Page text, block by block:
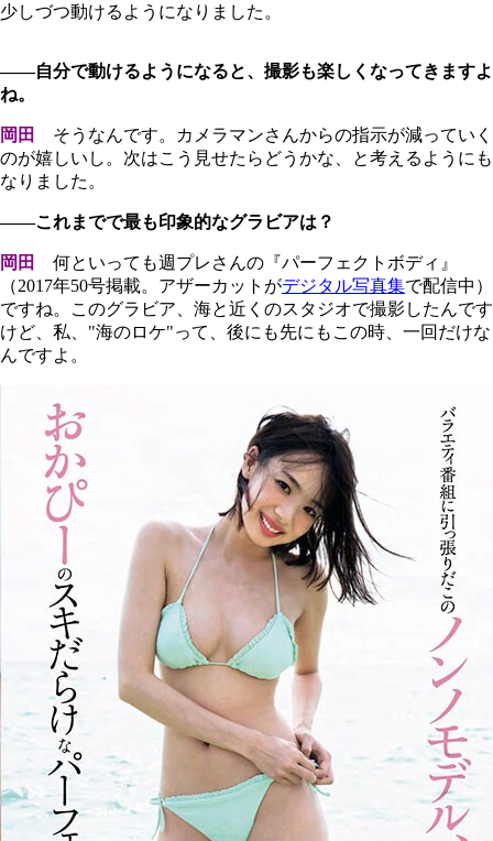
少しづつ動けるようになりました。
――自分で動けるようになると、撮影も楽しくなってきますよ
ね。
岡田
そうなんです。カメラマンさんからの指示が減っていく
のが嬉しいし。次はこう見せたらどうかな、と考えるようにも
なりました。
――これまでで最も印象的なグラビアは？
岡田
何といっても週プレさんの『パーフェクトボディ』
（2017年50号掲載。アザーカットがデジタル写真集で配信中）
ですね。このグラビア、海と近くのスタジオで撮影したんです
けど、私、"海のロケ"って、後にも先にもこの時、一回だけな
んですよ。